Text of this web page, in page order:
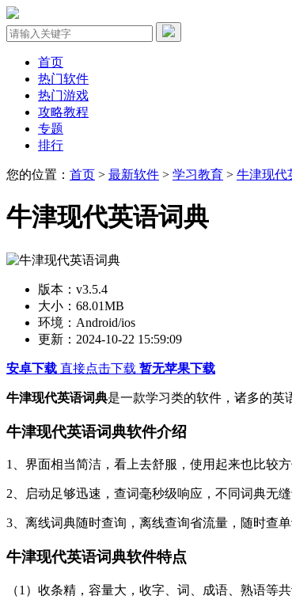
首页
热门软件
热门游戏
攻略教程
专题
排行
您的位置： 首页 > 最新软件 > 学习教育 > 牛津现代
牛津现代英语词典
版本：v3.5.4
大小：68.01MB
环境：Android/ios
更新：2024-10-22 15:59:09
安卓下载 直接点击下载 暂无苹果下载
牛津现代英语词典是一款学习类的软件，诸多的英
牛津现代英语词典软件介绍
1、界面相当简洁，看上去舒服，使用起来也比较方
2、启动足够迅速，查词毫秒级响应，不同词典无缝
3、离线词典随时查询，离线查询省流量，随时查单
牛津现代英语词典软件特点
（1）收条精，容量大，收字、词、成语、熟语等共